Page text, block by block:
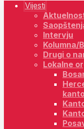
Vijesti
Intervju
Kolumna/
Drugi o
Lokalne